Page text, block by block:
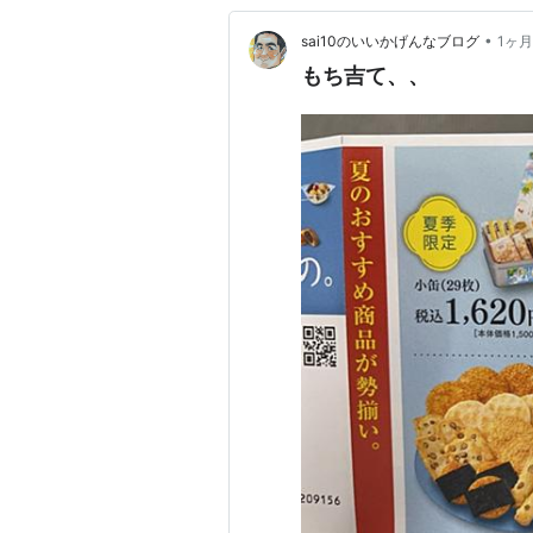
sai10のいいかげんなブログ • 1ヶ
もち吉て、、